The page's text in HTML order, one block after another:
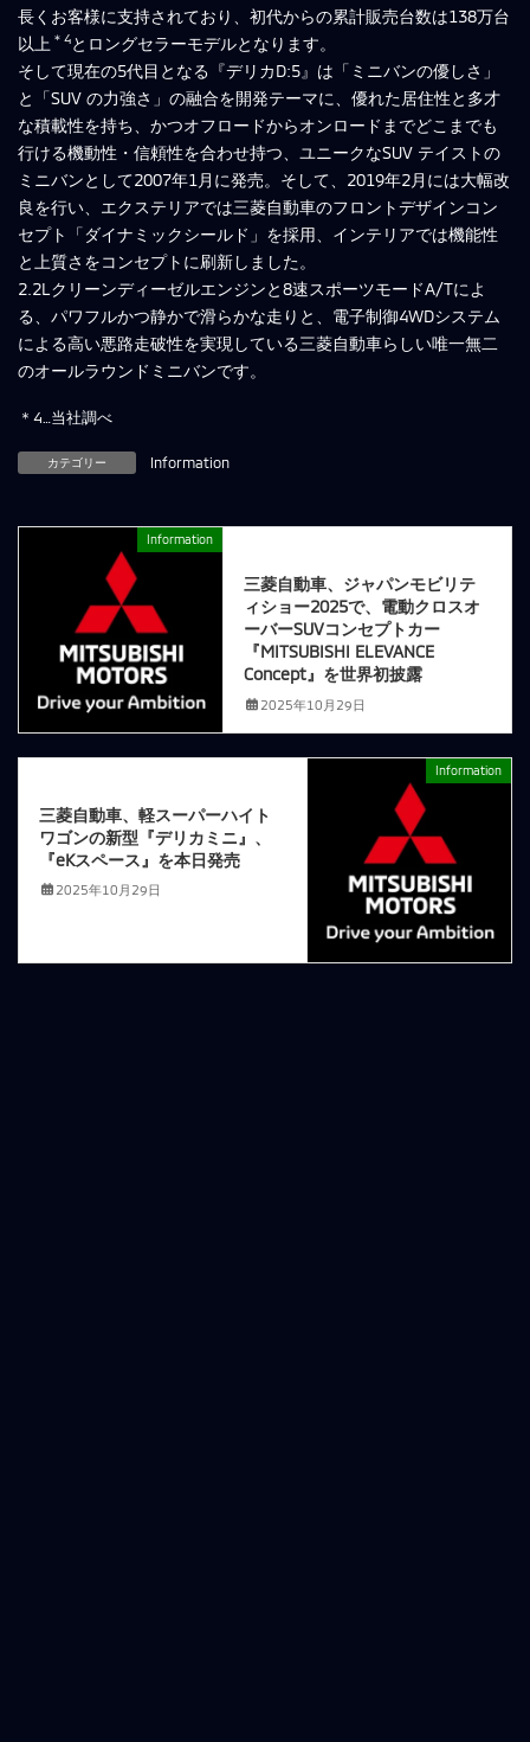
長くお客様に支持されており、初代からの累計販売台数は138万台
以上 ＊4とロングセラーモデルとなります。
そして現在の5代目となる『デリカD:5』は「ミニバンの優しさ」
と「SUV の力強さ」の融合を開発テーマに、優れた居住性と多才
な積載性を持ち、かつオフロードからオンロードまでどこまでも
行ける機動性・信頼性を合わせ持つ、ユニークなSUV テイストの
ミニバンとして2007年1月に発売。そして、2019年2月には大幅改
良を行い、エクステリアでは三菱自動車のフロントデザインコン
セプト「ダイナミックシールド」を採用、インテリアでは機能性
と上質さをコンセプトに刷新しました。
2.2Lクリーンディーゼルエンジンと8速スポーツモードA/Tによ
る、パワフルかつ静かで滑らかな走りと、電子制御4WDシステム
による高い悪路走破性を実現している三菱自動車らしい唯一無二
のオールラウンドミニバンです。
＊4…当社調べ
カテゴリー Information
Information
三菱自動車、ジャパンモビリテ
ィショー2025で、電動クロスオ
ーバーSUVコンセプトカー
『MITSUBISHI ELEVANCE
Concept』を世界初披露
2025年10月29日
Information
三菱自動車、軽スーパーハイト
ワゴンの新型『デリカミニ』、
『eKスペース』を本日発売
2025年10月29日